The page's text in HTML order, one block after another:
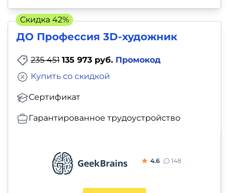
ДО Профессия 3D-художник
235 451 135 973 руб. Промокод
Сертификат
Купить со скидкой
Гарантированное трудоустройство
4.6 148
Скидка 42%